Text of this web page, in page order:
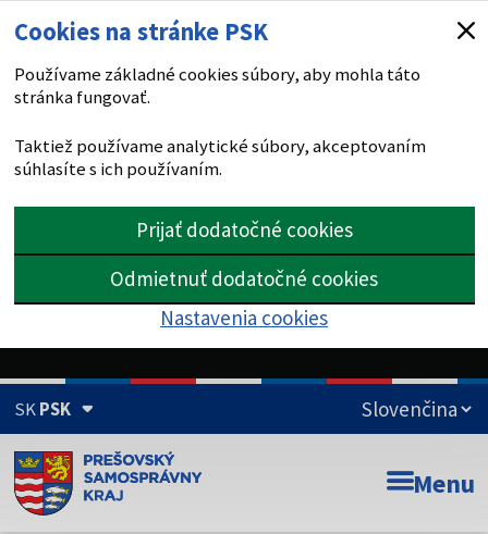
Cookies na stránke PSK
Používame základné cookies súbory, aby mohla táto
stránka fungovať.
Taktiež používame analytické súbory, akceptovaním
súhlasíte s ich používaním.
Prijať dodatočné cookies
Odmietnuť dodatočné cookies
Nastavenia cookies
SKPSK
Doména psk.sk je oficiálna
Toto je oficiálna webová stránka Prešovského
Menu